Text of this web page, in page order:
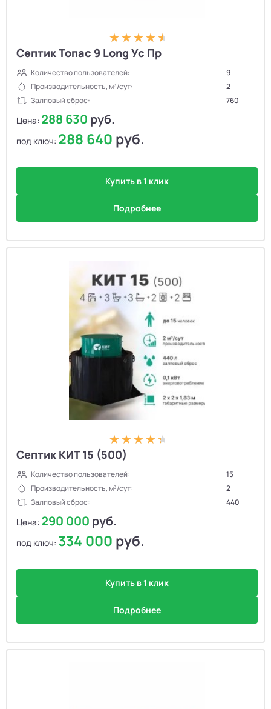
Септик Топас 9 Long Ус Пр
Количество пользователей:
9
Производительность, м³/сут:
2
Залповый сброс:
760
Цена: 288 630 руб.
под ключ: 288 640 руб.
Купить в 1 клик
Подробнее
Септик КИТ 15 (500)
Количество пользователей:
15
Производительность, м³/сут:
2
Залповый сброс:
440
Цена: 290 000 руб.
под ключ: 334 000 руб.
Купить в 1 клик
Подробнее